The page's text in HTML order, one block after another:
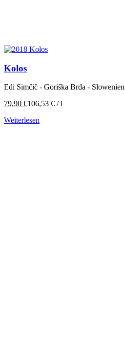
Kolos
Edi Simčič - Goriška Brda - Slowenien
79,90 €106,53 € /l
Weiterlesen